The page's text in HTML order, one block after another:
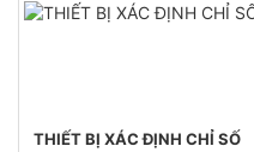
THIẾT BỊ XÁC ĐỊNH CHỈ SỐ